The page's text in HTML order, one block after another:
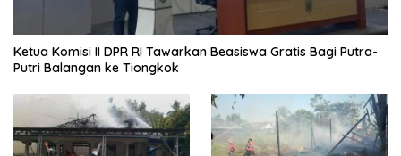
Ketua Komisi II DPR RI Tawarkan Beasiswa Gratis Bagi Putra-
Putri Balangan ke Tiongkok